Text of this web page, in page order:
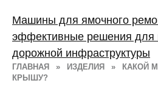
ГЛАВНАЯ » ИЗДЕЛИЯ »
КАКОЙ
КРЫШУ?
Машины для ямочного
эффективные решения для
дорожной инфраструктуры